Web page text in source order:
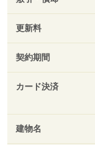
更新料
契約期間
カード決済
建物名